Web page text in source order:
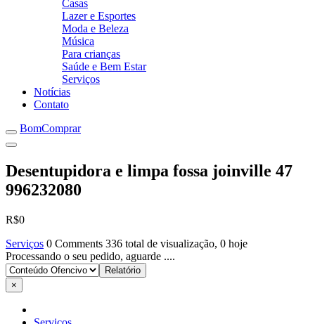
Casas
Lazer e Esportes
Moda e Beleza
Música
Para crianças
Saúde e Bem Estar
Serviços
Notícias
Contato
BomComprar
Desentupidora e limpa fossa joinville 47
996232080
R$0
Serviços 0 Comments 336 total de visualização, 0 hoje
Processando o seu pedido, aguarde ....
×